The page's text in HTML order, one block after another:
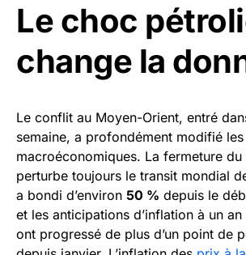
Le choc
change la
Le conflit au Moyen-Orient, entré
semaine, a profondément modifié
macroéconomiques. La fermeture du
perturbe toujours le transit mondial
a bondi d’environ 50 % depuis le
et les anticipations d’inflation à un
ont progressé de plus d’un point de